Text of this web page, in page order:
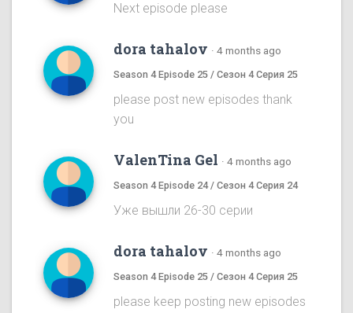
Next episode please
dora tahalov · 4 months ago
Season 4 Episode 25 / Сезон 4 Серия 25
please post new episodes thank
you
ValenTina Gel · 4 months ago
Season 4 Episode 24 / Сезон 4 Серия 24
Уже вышли 26-30 серии
dora tahalov · 4 months ago
Season 4 Episode 25 / Сезон 4 Серия 25
please keep posting new episodes